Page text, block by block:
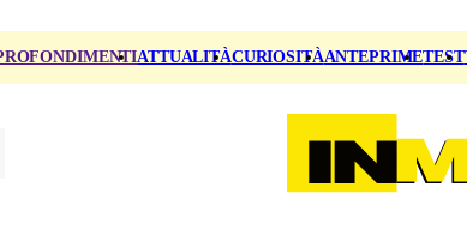
ATTUALITÀCURIOSITÀANTEPRIMETEST